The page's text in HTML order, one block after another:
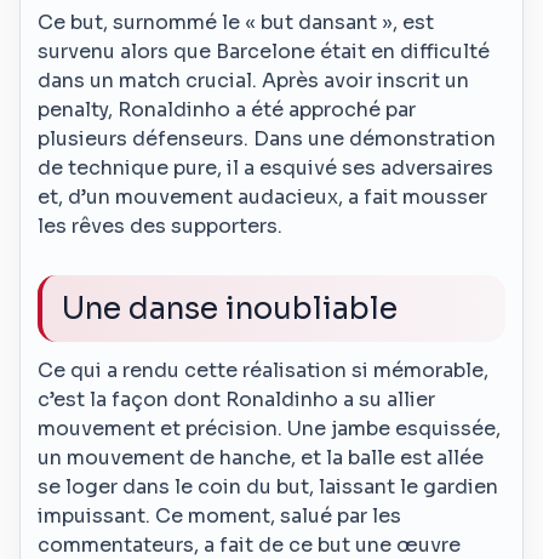
Ce but, surnommé le « but dansant », est
survenu alors que Barcelone était en difficulté
dans un match crucial. Après avoir inscrit un
penalty, Ronaldinho a été approché par
plusieurs défenseurs. Dans une démonstration
de technique pure, il a esquivé ses adversaires
et, d’un mouvement audacieux, a fait mousser
les rêves des supporters.
Une danse inoubliable
Ce qui a rendu cette réalisation si mémorable,
c’est la façon dont Ronaldinho a su allier
mouvement et précision. Une jambe esquissée,
un mouvement de hanche, et la balle est allée
se loger dans le coin du but, laissant le gardien
impuissant. Ce moment, salué par les
commentateurs, a fait de ce but une œuvre